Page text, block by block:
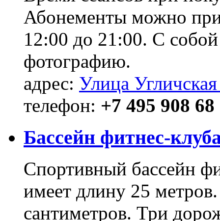
Абонементы можно
12:00 до 21:00. С собой
фотографию.
адрес: Улица
телефон: +7 495 908 68
Бассейн фитнес-
Спортивный бассейн
имеет длину 25
сантиметров. Три